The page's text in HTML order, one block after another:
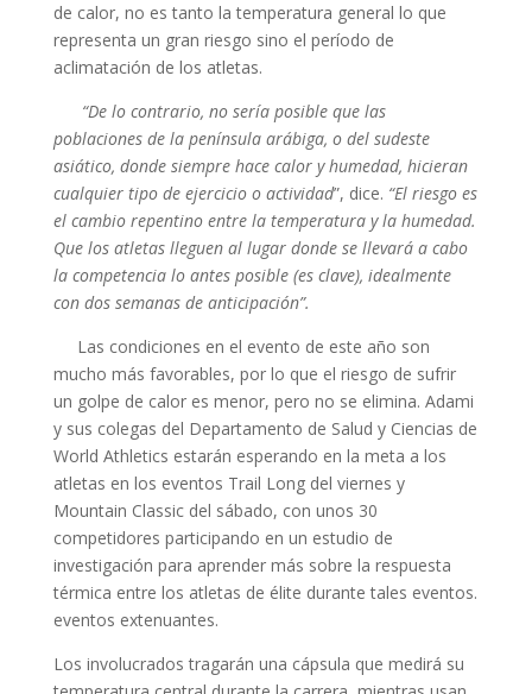
de calor, no es tanto la temperatura general lo que
representa un gran riesgo sino el período de
aclimatación de los atletas.
“De lo contrario, no sería posible que las
poblaciones de la península arábiga, o del sudeste
asiático, donde siempre hace calor y humedad, hicieran
cualquier tipo de ejercicio o actividad”, dice. “El riesgo es
el cambio repentino entre la temperatura y la humedad.
Que los atletas lleguen al lugar donde se llevará a cabo
la competencia lo antes posible (es clave), idealmente
con dos semanas de anticipación”.
Las condiciones en el evento de este año son
mucho más favorables, por lo que el riesgo de sufrir
un golpe de calor es menor, pero no se elimina. Adami
y sus colegas del Departamento de Salud y Ciencias de
World Athletics estarán esperando en la meta a los
atletas en los eventos Trail Long del viernes y
Mountain Classic del sábado, con unos 30
competidores participando en un estudio de
investigación para aprender más sobre la respuesta
térmica entre los atletas de élite durante tales eventos.
eventos extenuantes.
Los involucrados tragarán una cápsula que medirá su